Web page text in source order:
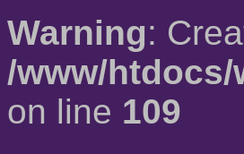
Warning:
/www/
on line 109